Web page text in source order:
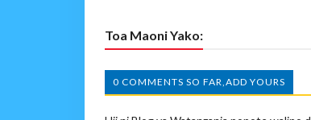
Toa Maoni Yako:
0 COMMENTS SO FAR,ADD YOURS